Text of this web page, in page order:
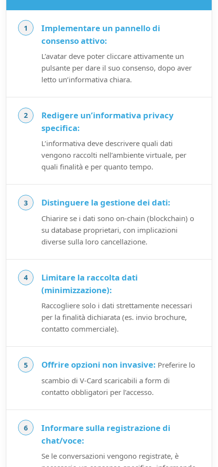
Implementare un pannello di
consenso attivo:
L’avatar deve poter cliccare attivamente un
pulsante per dare il suo consenso, dopo aver
letto un’informativa chiara.
Redigere un’informativa privacy
specifica:
L’informativa deve descrivere quali dati
vengono raccolti nell’ambiente virtuale, per
quali finalità e per quanto tempo.
Distinguere la gestione dei dati:
Chiarire se i dati sono on-chain (blockchain) o
su database proprietari, con implicazioni
diverse sulla loro cancellazione.
Limitare la raccolta dati
(minimizzazione):
Raccogliere solo i dati strettamente necessari
per la finalità dichiarata (es. invio brochure,
contatto commerciale).
Offrire opzioni non invasive: Preferire lo
scambio di V-Card scaricabili a form di
contatto obbligatori per l’accesso.
Informare sulla registrazione di
chat/voce:
Se le conversazioni vengono registrate, è